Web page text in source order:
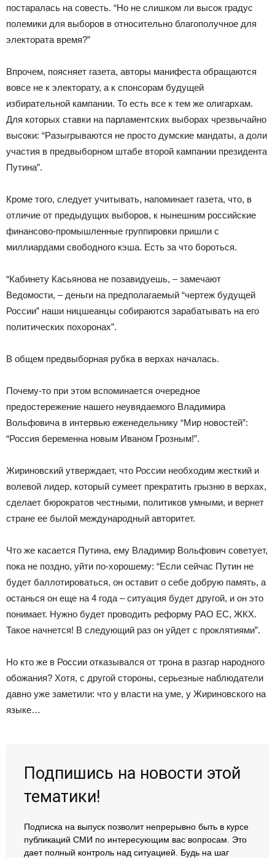
постаралась на совесть. “Но не слишком ли высок градус
полемики для выборов в относительно благополучное для
электората время?”
Впрочем, поясняет газета, авторы манифеста обращаются
вовсе не к электорату, а к спонсорам будущей
избирательной кампании. То есть все к тем же олигархам.
Для которых ставки на парламентских выборах чрезвычайно
высоки: “Разыгрываются не просто думские мандаты, а доли
участия в предвыборном штабе второй кампании президента
Путина”.
Кроме того, следует учитывать, напоминает газета, что, в
отличие от предыдущих выборов, к нынешним российские
финансово-промышленные группировки пришли с
миллиардами свободного кэша. Есть за что бороться.
“Кабинету Касьянова не позавидуешь, – замечают
Ведомости, – деньги на предполагаемый “чертеж будущей
России” наши ницшеанцы собираются зарабатывать на его
политических похоронах”.
В общем предвыборная рубка в верхах началась.
Почему-то при этом вспоминается очередное
предостережение нашего неувядаемого Владимира
Вольфовича в интервью еженедельнику “Мир новостей”:
“Россия беременна новым Иваном Грозным!”.
Жириновский утверждает, что России необходим жесткий и
волевой лидер, который сумеет прекратить грызню в верхах,
сделает бюрократов честными, политиков умными, и вернет
стране ее былой международный авторитет.
Что же касается Путина, ему Владимир Вольфович советует,
пока не поздно, уйти по-хорошему: “Если сейчас Путин не
будет баллотироваться, он оставит о себе добрую память, а
останься он еще на 4 года – ситуация будет другой, и он это
понимает. Нужно будет проводить реформу РАО ЕС, ЖКХ.
Такое начнется! В следующий раз он уйдет с проклятиями”.
Но кто же в России отказывался от трона в разгар народного
обожания? Хотя, с другой стороны, серьезные наблюдатели
давно уже заметили: что у власти на уме, у Жириновского на
языке…
Подпишись на новости этой
тематики!
Подписка на выпуск позволит непрерывно быть в курсе
публикаций СМИ по интересующим вас вопросам. Это
дает полный контроль над ситуацией. Будь на шаг